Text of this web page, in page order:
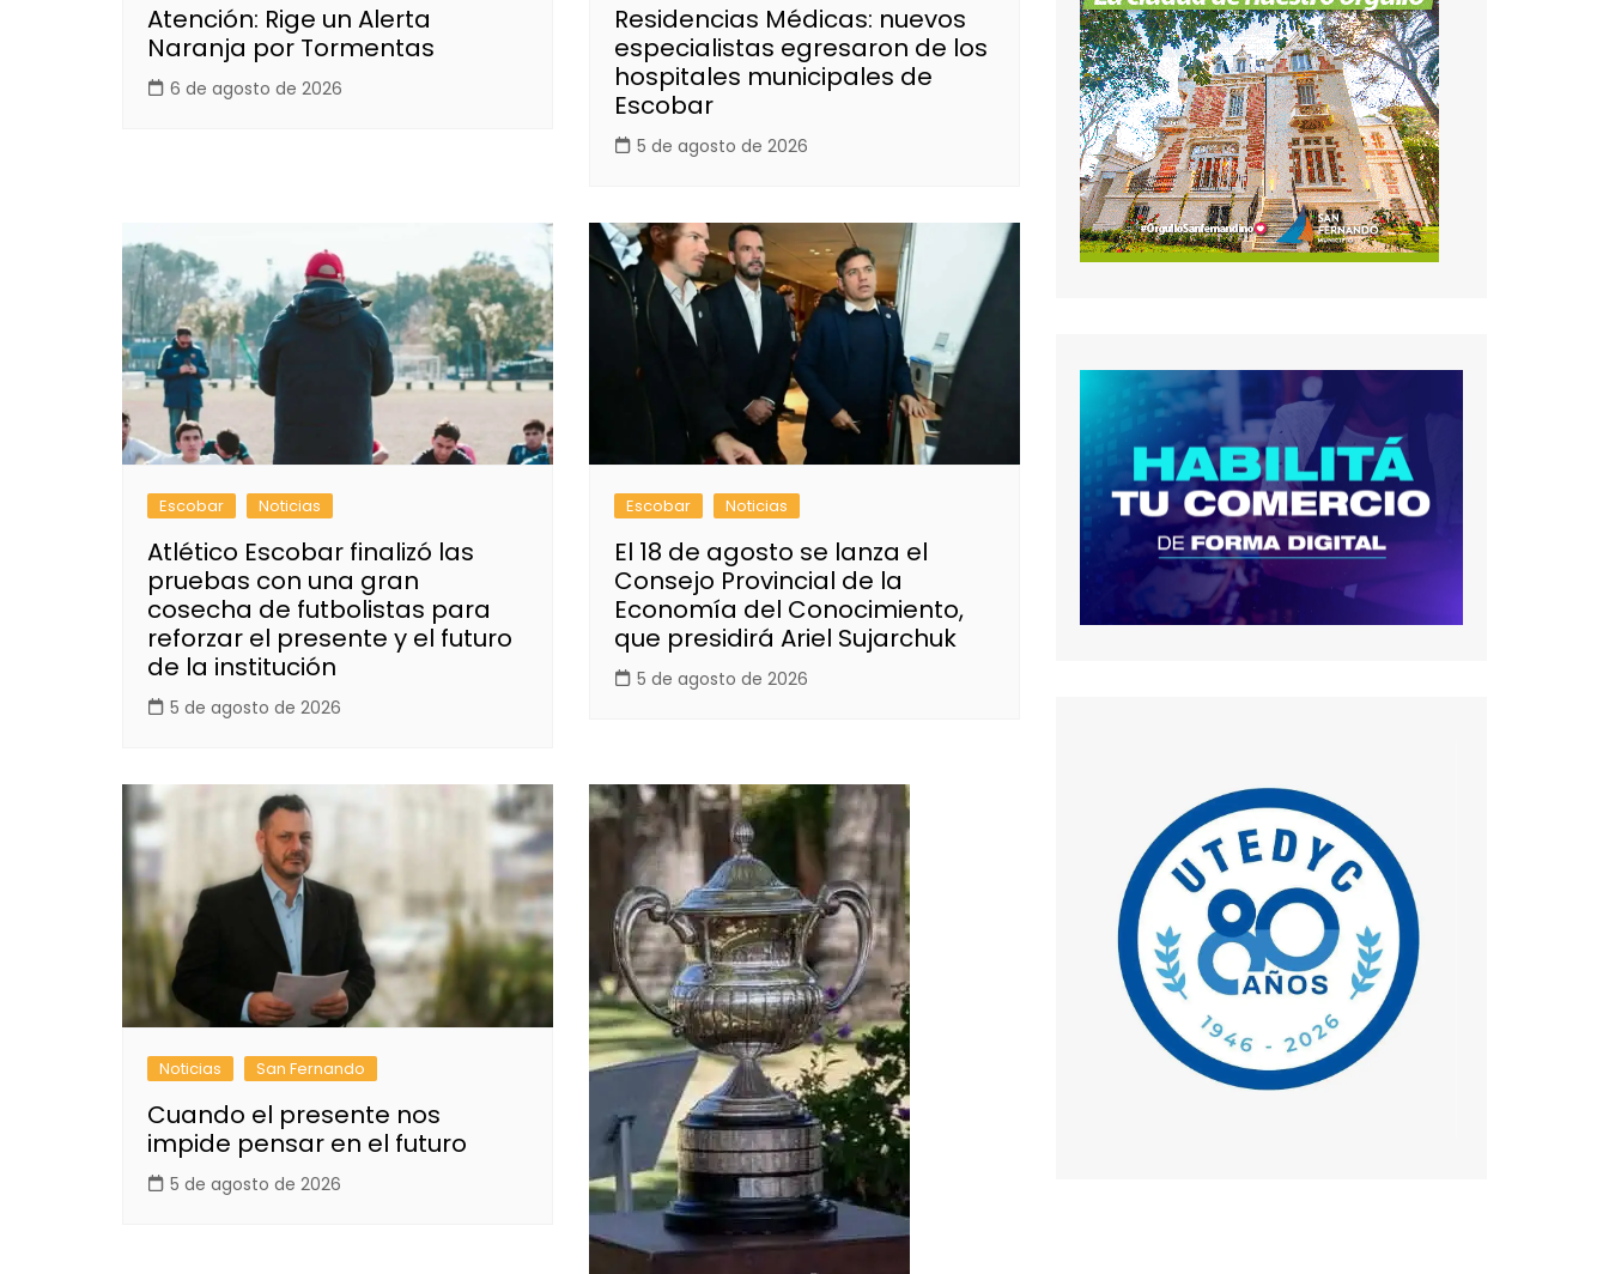
Atención: Rige un Alerta
Naranja por Tormentas
6 de agosto de 2026
Residencias Médicas: nuevos
especialistas egresaron de los
hospitales municipales de
Escobar
5 de agosto de 2026
Escobar Noticias
Atlético Escobar finalizó las
pruebas con una gran
cosecha de futbolistas para
reforzar el presente y el futuro
de la institución
5 de agosto de 2026
Escobar Noticias
El 18 de agosto se lanza el
Consejo Provincial de la
Economía del Conocimiento,
que presidirá Ariel Sujarchuk
5 de agosto de 2026
Noticias San Fernando
Cuando el presente nos
impide pensar en el futuro
5 de agosto de 2026